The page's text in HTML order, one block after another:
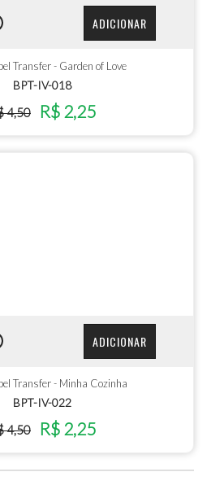
ADICIONAR
Transfer - Garden of Love
BPT-IV-018
4,50 R$ 2,25
ADICIONAR
Transfer - Minha Cozinha
BPT-IV-022
4,50 R$ 2,25